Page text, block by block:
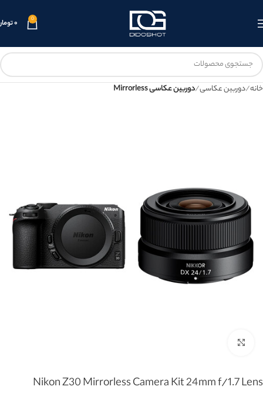
0 ۰
خانه دوربین عکاسی دوربین عکاسی Mirrorless
Nikon Z30 Mirrorless Camera Kit 24mm f/1.7 Lens